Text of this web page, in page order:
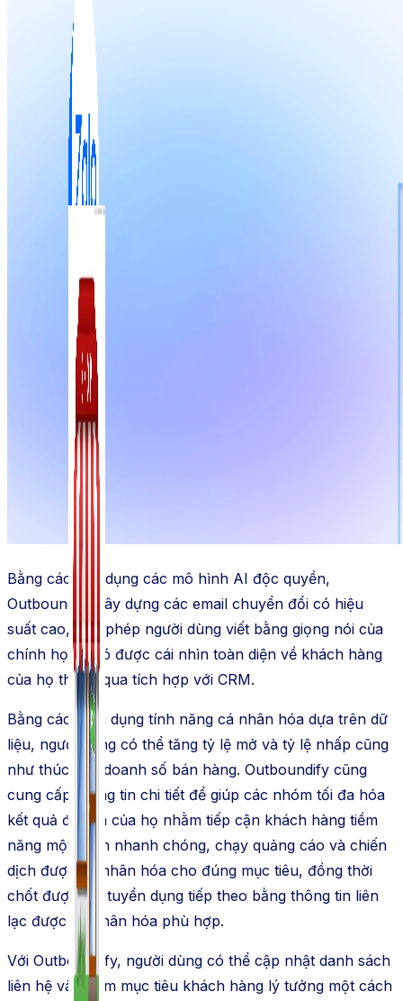
Zalo Marketing
104 bài viết
New
Kiến Thức Website
309 bài viết
Bằng cách sử dụng các mô hình AI độc quyền,
Outboundify xây dựng các email chuyển đổi có hiệu
suất cao, cho phép người dùng viết bằng giọng nói của
chính họ và có được cái nhìn toàn diện về khách hàng
của họ thông qua tích hợp với CRM.
Bằng cách tận dụng tính năng cá nhân hóa dựa trên dữ
liệu, người dùng có thể tăng tỷ lệ mở và tỷ lệ nhấp cũng
như thúc đẩy doanh số bán hàng. Outboundify cũng
cung cấp thông tin chi tiết để giúp các nhóm tối đa hóa
kết quả đầu ra của họ nhằm tiếp cận khách hàng tiềm
năng một cách nhanh chóng, chạy quảng cáo và chiến
dịch được cá nhân hóa cho đúng mục tiêu, đồng thời
chốt được lần tuyển dụng tiếp theo bằng thông tin liên
lạc được cá nhân hóa phù hợp.
Với Outboundify, người dùng có thể cập nhật danh sách
liên hệ và nhắm mục tiêu khách hàng lý tưởng một cách